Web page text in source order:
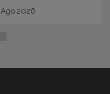
Ago 2026